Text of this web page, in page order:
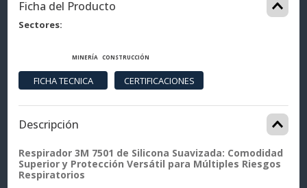
Ficha del Producto
Sectores
MINERÍA CONSTRUCCIÓN
Descripción
Respirador 3M 7501 de Silicona Suavizada: Comodidad
Superior y Protección Versátil para Múltiples Riesgos
Respiratorios